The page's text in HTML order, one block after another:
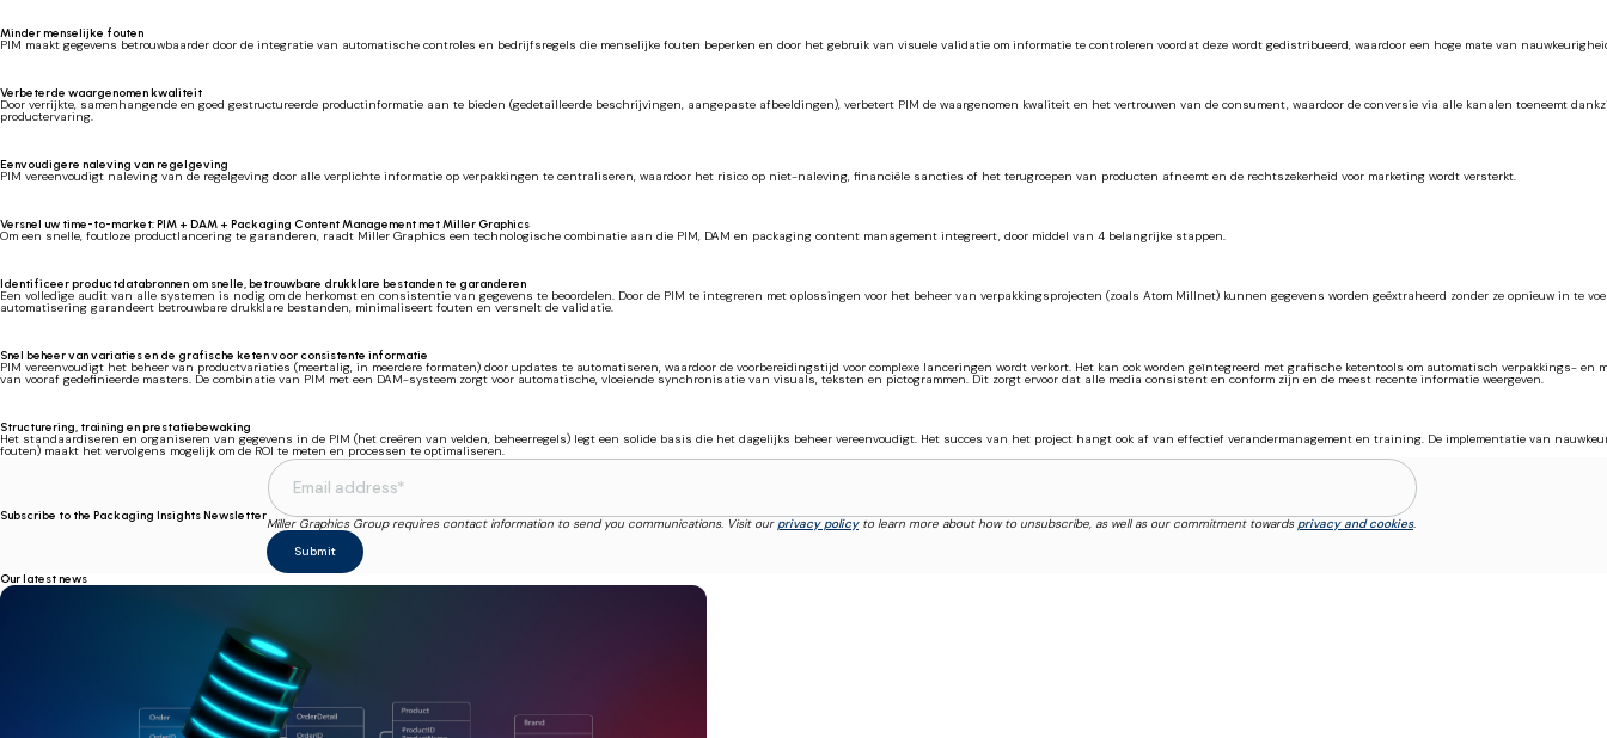
Minder menselijke fouten
PIM maakt gegevens betrouwbaarder door de integratie van automatische controles en bedrijfsregels die menselijke fouten beperken en door het gebruik van visuele validatie om informatie te controleren voordat deze wordt gedistribueerd, waardoor een hoge mate van
Verbeterde waargenomen kwaliteit
Door verrijkte, samenhangende en goed gestructureerde productinformatie aan te bieden (gedetailleerde beschrijvingen, aangepaste afbeeldingen), verbetert PIM de waargenomen kwaliteit en het vertrouwen van de consument, waardoor de conversie via alle kanalen toeneemt
productervaring.
Eenvoudigere naleving van regelgeving
PIM vereenvoudigt naleving van de regelgeving door alle verplichte informatie op verpakkingen te centraliseren, waardoor het risico op niet-naleving, financiële sancties of het terugroepen van producten afneemt en de rechtszekerheid voor marketing wordt versterkt.
Versnel uw time-to-market: PIM + DAM + Packaging Content Management met Miller Graphics
Om een snelle, foutloze productlancering te garanderen, raadt Miller Graphics een technologische combinatie aan die PIM, DAM en packaging content management integreert, door middel van 4 belangrijke stappen.
Identificeer productdatabronnen om snelle, betrouwbare drukklare bestanden te garanderen
Een volledige audit van alle systemen is nodig om de herkomst en consistentie van gegevens te beoordelen. Door de PIM te integreren met oplossingen voor het beheer van verpakkingsprojecten (zoals Atom Millnet) kunnen gegevens worden geëxtraheerd zonder ze opnieuw in te
automatisering garandeert betrouwbare drukklare bestanden, minimaliseert fouten en versnelt de validatie.
Snel beheer van variaties en de grafische keten voor consistente informatie
PIM vereenvoudigt het beheer van productvariaties (meertalig, in meerdere formaten) door updates te automatiseren, waardoor de voorbereidingstijd voor complexe lanceringen wordt verkort. Het kan ook worden geïntegreerd met grafische ketentools om automatisch verpakkings-
van vooraf gedefinieerde masters. De combinatie van PIM met een DAM-systeem zorgt voor automatische, vloeiende synchronisatie van visuals, teksten en pictogrammen. Dit zorgt ervoor dat alle media consistent en conform zijn en de meest recente informatie weergeven.
Structurering, training en prestatiebewaking
Het standaardiseren en organiseren van gegevens in de PIM (het creëren van velden, beheerregels) legt een solide basis die het dagelijks beheer vereenvoudigt. Het succes van het project hangt ook af van effectief verandermanagement en training. De implementatie van
fouten) maakt het vervolgens mogelijk om de ROI te meten en processen te optimaliseren.
Subscribe to the Packaging Insights Newsletter
Miller Graphics Group requires contact information to send you communications. Visit ourprivacy policyto learn more about how to unsubscribe, as well as our commitment towards privacy and cookies.
Our latest news